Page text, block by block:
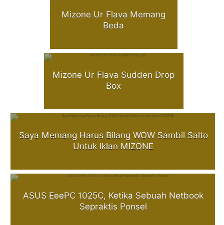
Mizone Ur Flava Memang
Beda
Mizone Ur Flava Sudden Drop
Box
Saya Memang Harus Bilang WOW Sambil Salto
Untuk Iklan MIZONE
ASUS EeePC 1025C, Ketika Sebuah Netbook
Sepraktis Ponsel